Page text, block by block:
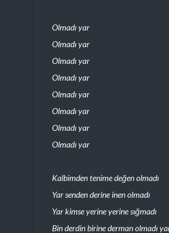
Olmadı yar
Olmadı yar
Olmadı yar
Olmadı yar
Olmadı yar
Olmadı yar
Olmadı yar
Olmadı yar
Kalbimden tenime değen olmadı
Yar senden derine inen olmadı
Yar kimse yerine yerine sığmadı
Bin derdin birine derman olmadı